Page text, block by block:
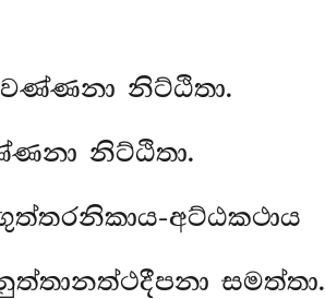
නිට්ඨිතා.
නිට්ඨිතා.
අට්ඨකථාය
සමත්තා.